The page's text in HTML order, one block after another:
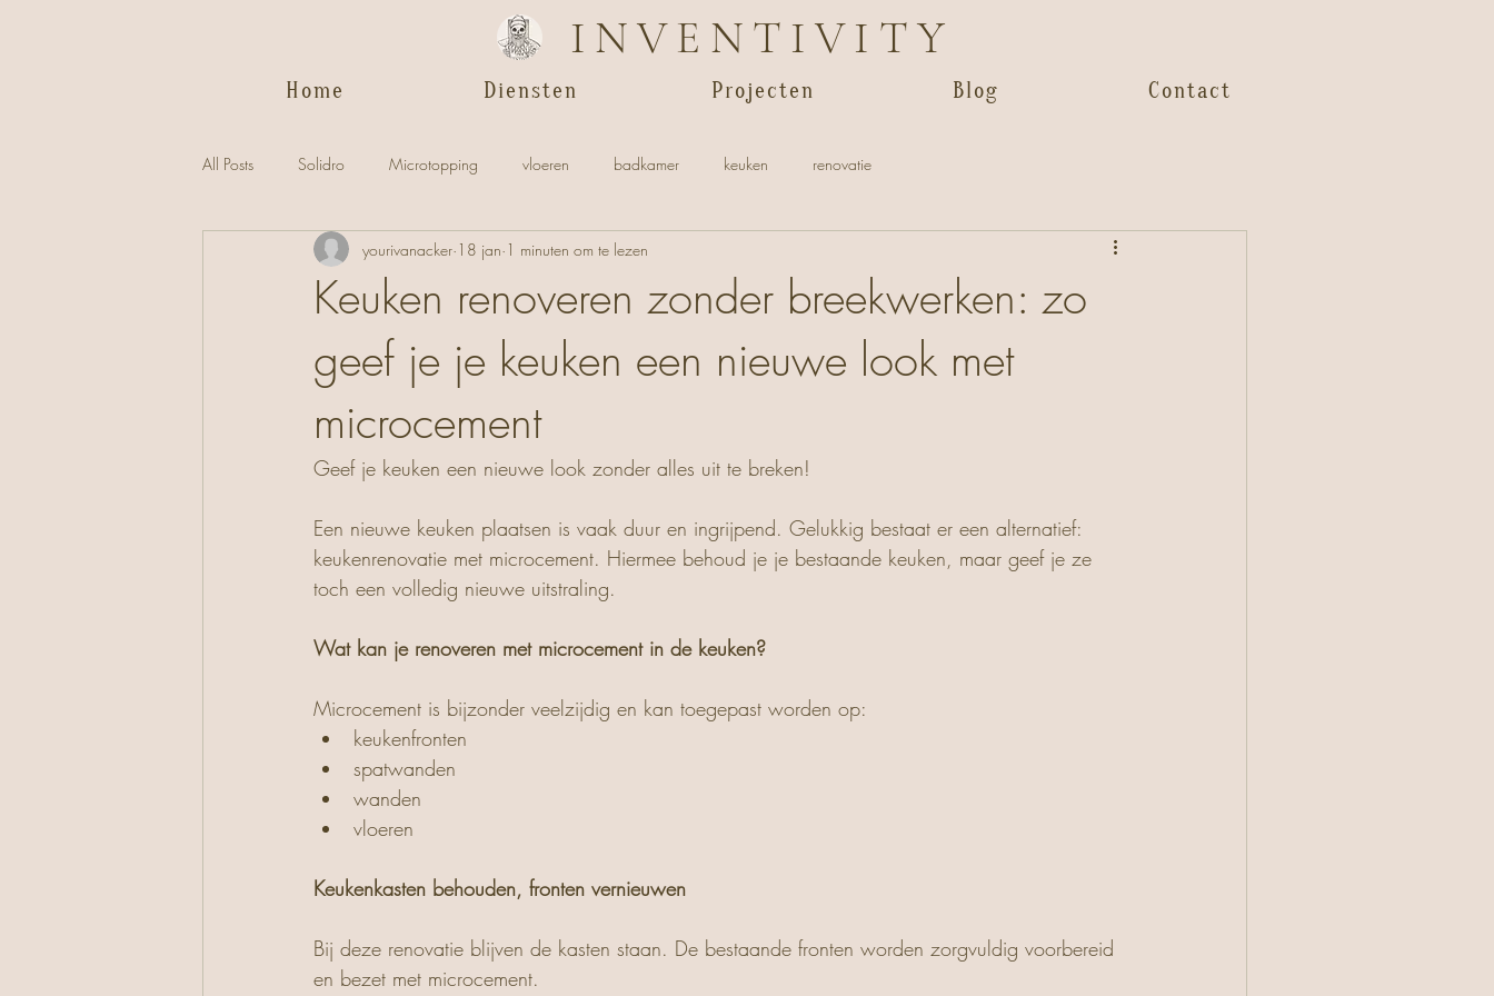
Home
INVENTIVITY
Diensten Projecten Blog Contact
All Posts Solidro Microtopping vloeren badkamer keuken renovatie
Keuken renoveren zonder breekwerken: zo
geef je je keuken een nieuwe look met
microcement
yourivanacker 18 jan 1 minuten om te lezen
Geef je keuken een nieuwe look zonder alles uit te breken!
Een nieuwe keuken plaatsen is vaak duur en ingrijpend. Gelukkig bestaat er een alternatief:
keukenrenovatie met microcement. Hiermee behoud je je bestaande keuken, maar geef je ze
toch een volledig nieuwe uitstraling.
Wat kan je renoveren met microcement in de keuken?
Microcement is bijzonder veelzijdig en kan toegepast worden op:
keukenfronten
spatwanden
wanden
vloeren
Keukenkasten behouden, fronten vernieuwen
Bij deze renovatie blijven de kasten staan. De bestaande fronten worden zorgvuldig voorbereid
en bezet met microcement.